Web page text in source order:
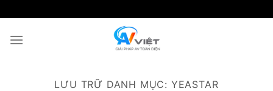
đến
nội
LƯU TRỮ DANH MỤC: YEASTAR